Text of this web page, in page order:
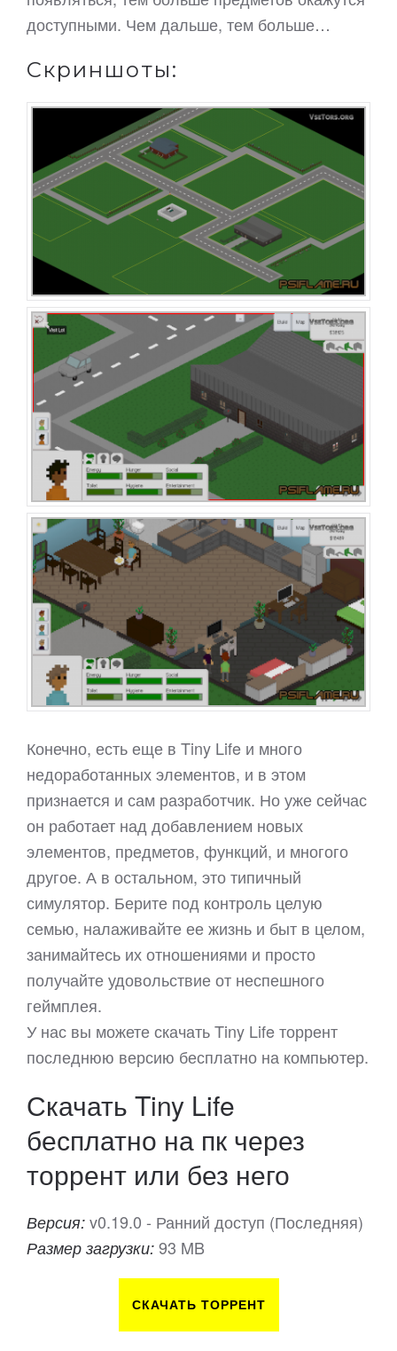
доступными. Чем дальше, тем больше…
Скриншоты:
Конечно, есть еще в Tiny Life и много
недоработанных элементов, и в этом
признается и сам разработчик. Но уже сейчас
он работает над добавлением новых
элементов, предметов, функций, и многого
другое. А в остальном, это типичный
симулятор. Берите под контроль целую
семью, налаживайте ее жизнь и быт в целом,
занимайтесь их отношениями и просто
получайте удовольствие от неспешного
геймплея.
У нас вы можете скачать Tiny Life торрент
последнюю версию бесплатно на компьютер.
Скачать Tiny Life
бесплатно на пк через
торрент или без него
Версия: v0.19.0 - Ранний доступ (Последняя)
Размер загрузки: 93 MB
СКАЧАТЬ ТОРРЕНТ